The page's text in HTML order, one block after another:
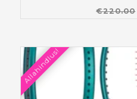
€220.00
Allahindlus!